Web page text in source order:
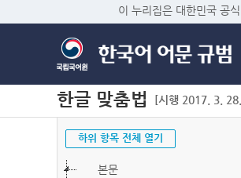
이 누리집은 대한민국 공
한글 맞춤법 [시행 2017. 3.
하위 항목 전체 열기
본문